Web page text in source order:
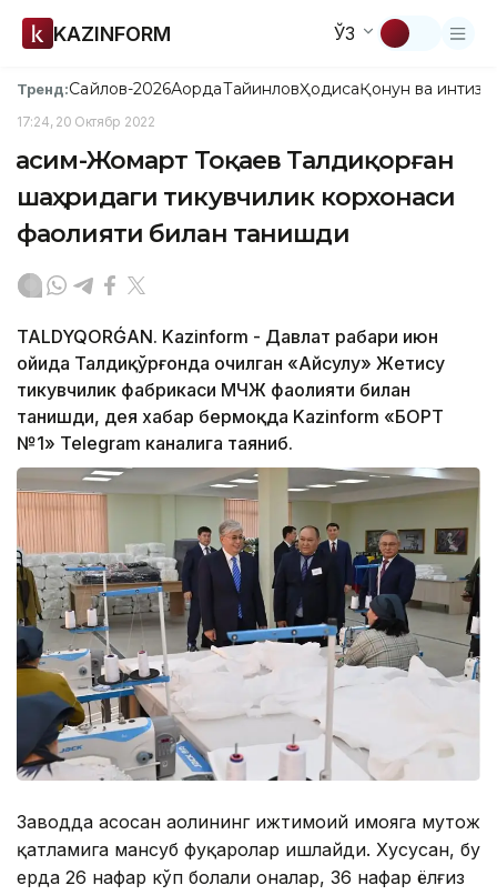
KAZINFORM ЎЗ
Тренд:Сайлов-2026АқордаТайинловҲодисаҚонун ва
17:24, 20 Октябр 2022
Қасим-Жомарт Тоқаев Талдиқорған
шаҳридаги тикувчилик корхонаси
фаолияти билан танишди
TALDYQORǴAN. Kazinform - Давлат раҳбари июн
ойида Талдиқўрғонда очилган «Айсулу» Жетису
тикувчилик фабрикаси МЧЖ фаолияти билан
танишди, дея хабар бермоқда Kazinform «БОРТ
№1» Telegram каналига таяниб.
Заводда асосан аҳолининг ижтимоий ҳимояга муҳтож
қатламига мансуб фуқаролар ишлайди. Хусусан, бу
ерда 26 нафар кўп болали оналар, 36 нафар ёлғиз